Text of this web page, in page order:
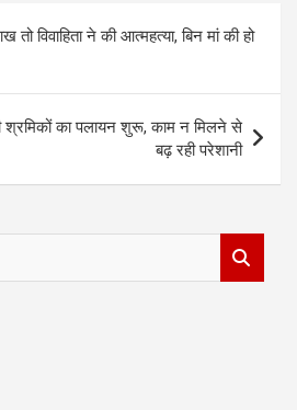
तो विवाहिता ने की आत्महत्या, बिन मां की हो
श्रमिकों का पलायन शुरू, काम न मिलने से
बढ़ रही परेशानी